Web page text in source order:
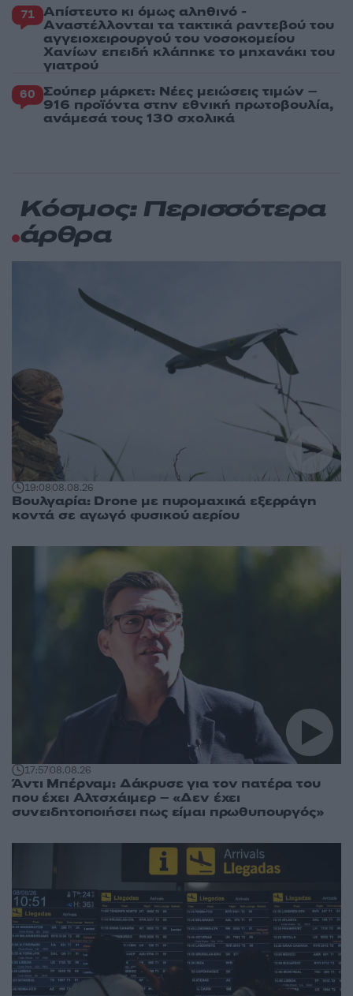
71 Απίστευτο κι όμως αληθινό -
Aναστέλλονται τα τακτικά ραντεβού του
αγγειοχειρουργού του νοσοκομείου
Χανίων επειδή κλάπηκε το μηχανάκι του
γιατρού
60 Σούπερ μάρκετ: Νέες μειώσεις τιμών –
916 προϊόντα στην εθνική πρωτοβουλία,
ανάμεσά τους 130 σχολικά
Κόσμος: Περισσότερα
άρθρα
19:0808.08.26
Βουλγαρία: Drone με πυρομαχικά εξερράγη
κοντά σε αγωγό φυσικού αερίου
17:5708.08.26
Άντι Μπέρναμ: Δάκρυσε για τον πατέρα του
που έχει Αλτσχάιμερ – «Δεν έχει
συνειδητοποιήσει πως είμαι πρωθυπουργός»